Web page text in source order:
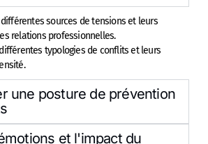
sources de tensions et leurs
relations professionnelles.
typologies de conflits et leurs
une posture de prévention
et l'impact du